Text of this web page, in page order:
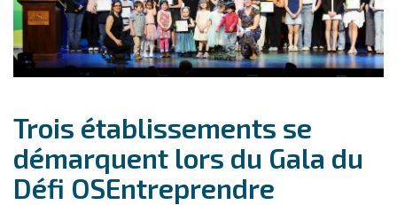
Trois établissements se
démarquent lors du Gala du
Défi OSEntreprendre